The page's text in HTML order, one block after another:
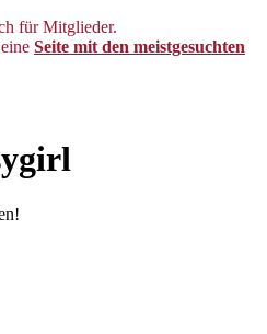
für Mitglieder.
Seite mit den meistgesuchten